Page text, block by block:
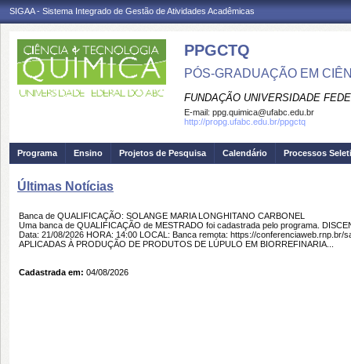
SIGAA - Sistema Integrado de Gestão de Atividades Acadêmicas
PPGCTQ
PÓS-GRADUAÇÃO EM
FUNDAÇÃO UNIVERSIDADE
E-mail: ppg.quimica@ufabc.edu.br
http://propg.ufabc.edu.br/ppgctq
Programa Ensino Projetos de Pesquisa Calendário Processos
Últimas Notícias
Banca de QUALIFICAÇÃO: SOLANGE MARIA LONGHITANO CARBONEL
Uma banca de QUALIFICAÇÃO de MESTRADO foi cadastrada pelo programa.
Data: 21/08/2026 HORA: 14:00 LOCAL: Banca remota: https://conferenciaweb.rnp.br/
APLICADAS À PRODUÇÃO DE PRODUTOS DE LÚPULO EM BIORREFINARIA...
Cadastrada em: 04/08/2026